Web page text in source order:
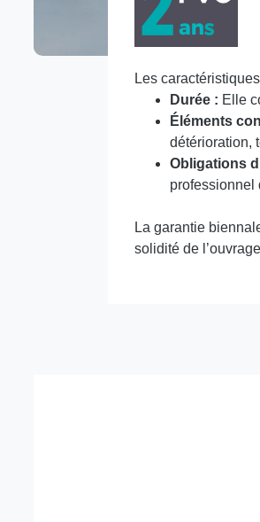
Les
Durée : Elle
Éléments
détérioration,
Obligations
professionnel
La garantie
solidité de